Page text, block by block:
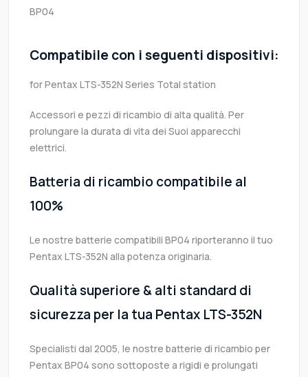
BP04
Compatibile con i seguenti dispositivi:
for Pentax LTS-352N Series Total station
Accessori e pezzi di ricambio di alta qualità. Per
prolungare la durata di vita dei Suoi apparecchi
elettrici.
Batteria di ricambio compatibile al
100%
Le nostre batterie compatibili BP04 riporteranno il tuo
Pentax LTS-352N alla potenza originaria.
Qualità superiore & alti standard di
sicurezza per la tua Pentax LTS-352N
Specialisti dal 2005, le nostre batterie di ricambio per
Pentax BP04 sono sottoposte a rigidi e prolungati